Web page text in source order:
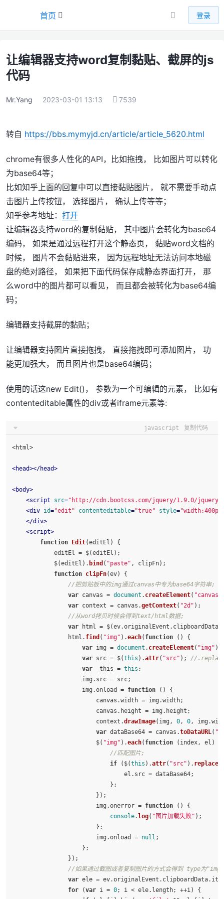
首页 登录
让编辑器支持word复制黏贴、截屏的js
代码
Mr.Yang 2023-03-01 13:13 7539
转自 https://bbs.mymyjd.cn/article/article_5620.html
chrome有很多人性化的API，比如拖拽， 比如图片可以转化
为base64等；
比如知乎上面的回复中可以直接黏贴图片， 就不需要手动点
击图片上传按钮， 选择图片， 确认上传等等；
知乎参考地址： 打开
让编辑器支持word的复制黏贴， 其中图片会转化为base64
编码， 如果是通过远程打开这个静态页， 黏贴word文档的
时候， 图片不会黏贴进来， 因为远程地址无法访问本地磁
盘的绝对路径， 如果把下面代码保存成静态界面打开， 那
么word中的图片都可以看见， 而且都会被转化为base64编
码；
编辑器支持截屏的黏贴；
让编辑器支持图片直接拖拽， 直接拖拽即可添加图片， 功
能更加强大， 而且图片也是base64编码；
使用的话这new Edit()， 参数为一个可编辑的元素， 比如有
contenteditable属性的div或者iframe元素等:
javascript 复制代码
<html>
<head></head>
<body>
<script src="http://cdn.bootcss.com/jquery/1.9.0/
<div id="edit" contenteditable="true" style=
</div>
<script>
function
Edit(editEl ) {
            editEl = $(editEl);
            $(editEl).
bind ( "paste" , clipFn);
function clipFn(ev) {
//把剪贴板中的img通过canvas中专为base64字符串;
var canvas = document . createElement( "canvas"
var context = canvas.getContext( "2d" );
//从word拷贝时候会得到text/html数据;
var html = $(ev.originalEvent . clipboardData
                html.
find ( "img" ).each( function ( ) {
var img = document . createElement( "img" );
var src = $(this ).attr( "src" ); //
var _this = this ;
                    img.
src = src;
                    img.
onload = function ( ) {
                        canvas.
width = img.width;
                        canvas.
height = img. height ;
                        context.
drawImage(img, 0, 0, img.
var dataBase64 = canvas.toDataURL(
                        $(
"img" ).each( function ( index, el ) {
//匹配图片;
if ($(this ).attr( "src" ). replace
                                el.
src = dataBase64;
                            };
                        });
                        img.
onerror = function ( ) {
console. log( "图片加载失败" );
                        };
                        img.
onload = null ;
                    };
                });
//如果通过截图或者复制图片的方式会得到 type为
var ele = ev.originalEvent . clipboardData.
for (var i = 0; i < ele. length; ++i) {